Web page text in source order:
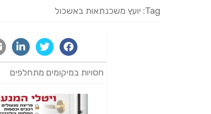
Tag: יועץ משכנתאות באשכול
חסויות במיקומים מתחלפים